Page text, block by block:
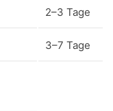
2–3 Tage
3–7 Tage